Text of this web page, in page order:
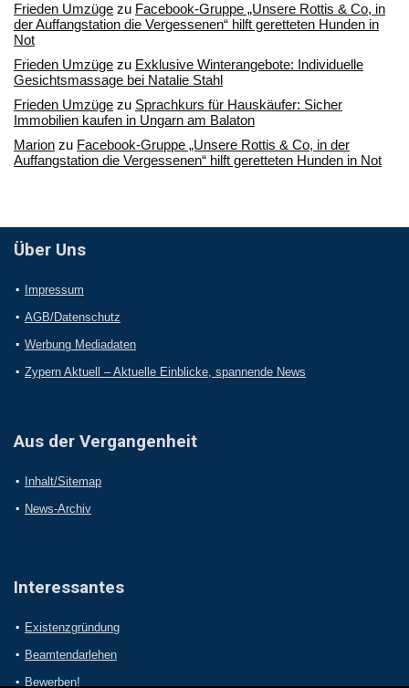
Frieden Umzüge zu Facebook-Gruppe „Unsere Rottis & Co, in
der Auffangstation die Vergessenen“ hilft geretteten Hunden in
Not
Frieden Umzüge zu Exklusive Winterangebote: Individuelle
Gesichtsmassage bei Natalie Stahl
Frieden Umzüge zu Sprachkurs für Hauskäufer: Sicher
Immobilien kaufen in Ungarn am Balaton
Marion zu Facebook-Gruppe „Unsere Rottis & Co, in der
Auffangstation die Vergessenen“ hilft geretteten Hunden in Not
Über Uns
Impressum
AGB/Datenschutz
Werbung Mediadaten
Zypern Aktuell – Aktuelle Einblicke, spannende News
Aus der Vergangenheit
Inhalt/Sitemap
News-Archiv
Interessantes
Existenzgründung
Beamtendarlehen
Bewerben!